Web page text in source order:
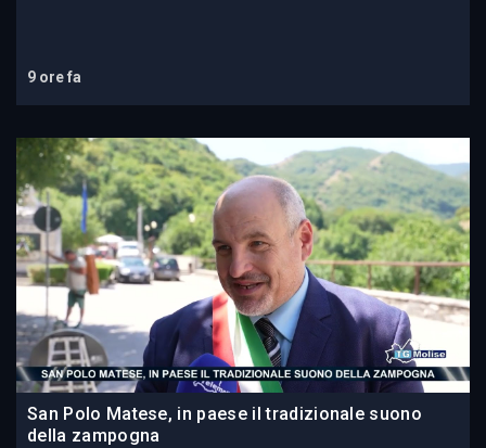
9 ore fa
San Polo Matese, in paese il tradizionale suono
della zampogna